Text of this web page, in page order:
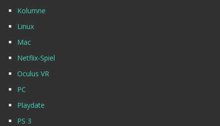
Kolumne
Linux
Mac
Netflix-Spiel
Oculus VR
PC
Playdate
PS 3